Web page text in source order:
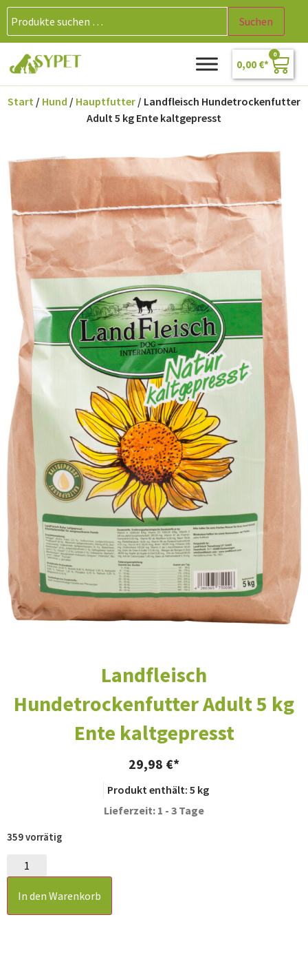
Suchen
0,00 €
0
Start / Hund / Hauptfutter / Landfleisch Hundetrockenfutter
Adult 5 kg Ente kaltgepresst
Landfleisch
Hundetrockenfutter Adult 5 kg
Ente kaltgepresst
29,98 €
Produkt enthält: 5 kg
Lieferzeit: 1 - 3 Tage
359 vorrätig
In den Warenkorb